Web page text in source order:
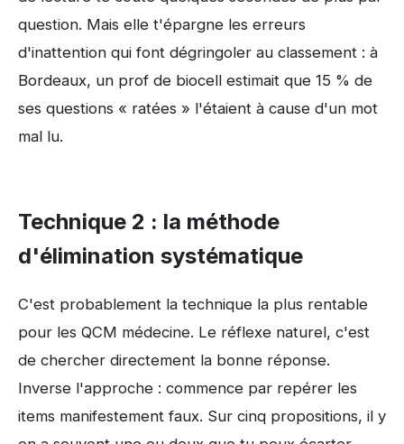
question. Mais elle t'épargne les erreurs
d'inattention qui font dégringoler au classement : à
Bordeaux, un prof de biocell estimait que 15 % de
ses questions « ratées » l'étaient à cause d'un mot
mal lu.
Technique 2 : la méthode
d'élimination systématique
C'est probablement la technique la plus rentable
pour les QCM médecine. Le réflexe naturel, c'est
de chercher directement la bonne réponse.
Inverse l'approche : commence par repérer les
items manifestement faux. Sur cinq propositions, il y